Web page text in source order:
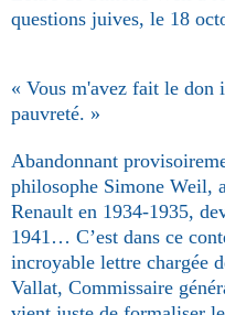
questions juives, le 18
« Vous m'avez fait le don
pauvreté. »
Abandonnant
philosophe Simone Weil,
Renault en 1934-1935,
1941… C’est dans ce
incroyable lettre chargée
Vallat, Commissaire